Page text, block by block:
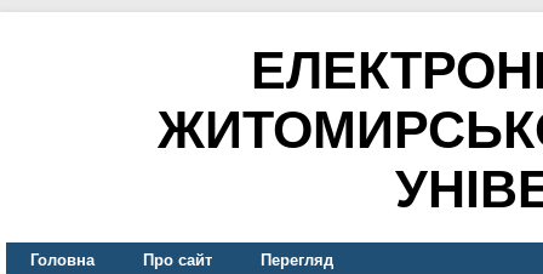
Головна Про сайт Перегляд